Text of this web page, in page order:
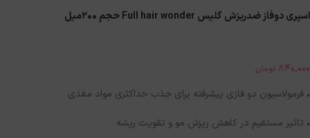
اسپری دوفاز ضدریزش گلیس Full hair wonder حجم 200میل
840,000 تومان
• فرمولاسیون دو فازی پیشرفته برای جذب حداکثری مواد مغذی
• تاثیر مستقیم در کاهش ریزش مو و تقویت ریشه